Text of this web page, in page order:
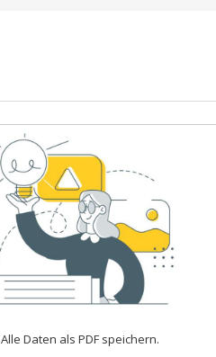
Alle Daten als PDF speichern.